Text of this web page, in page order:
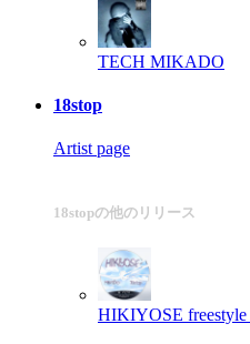
TECH MIKADO
18stop
Artist page
18stopの他のリリース
HIKIYOSE freestyle